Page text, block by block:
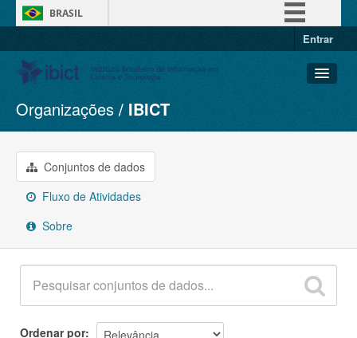
BRASIL
Entrar
Conjuntos de dados
Organizações
Grupos
Sobre
Organizações IBICT
Conjuntos de dados
Fluxo de Atividades
Sobre
Ordenar por